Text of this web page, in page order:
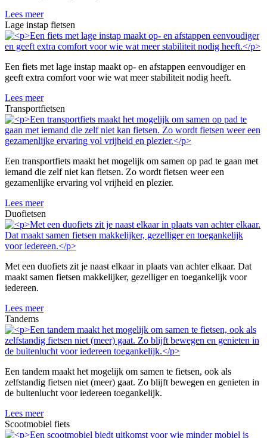
Lees meer
Lage instap fietsen
Een fiets met lage instap maakt op- en afstappen eenvoudiger en
geeft extra comfort voor wie wat meer stabiliteit nodig heeft.
Lees meer
Transportfietsen
Een transportfiets maakt het mogelijk om samen op pad te gaan met
iemand die zelf niet kan fietsen. Zo wordt fietsen weer een
gezamenlijke ervaring vol vrijheid en plezier.
Lees meer
Duofietsen
Met een duofiets zit je naast elkaar in plaats van achter elkaar. Dat
maakt samen fietsen makkelijker, gezelliger en toegankelijk voor
iedereen.
Lees meer
Tandems
Een tandem maakt het mogelijk om samen te fietsen, ook als
zelfstandig fietsen niet (meer) gaat. Zo blijft bewegen en genieten in
de buitenlucht voor iedereen toegankelijk.
Lees meer
Scootmobiel fiets